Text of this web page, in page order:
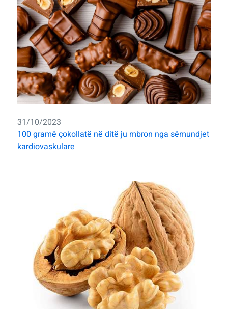
31/10/2023
100 gramë çokollatë në ditë ju mbron nga sëmundjet
kardiovaskulare